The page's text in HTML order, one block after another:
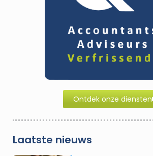
Ontdek onze diensten
Laatste nieuws